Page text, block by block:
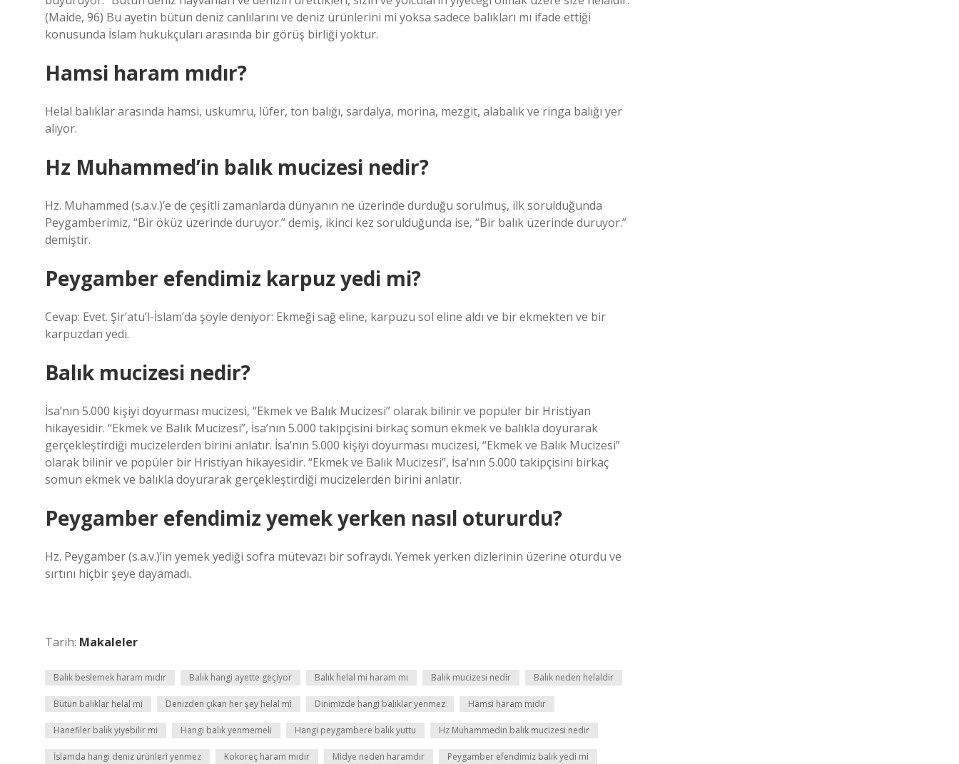
(Maide, 96) Bu ayetin bütün deniz canlılarını ve deniz ürünlerini mi yoksa sadece balıkları mı ifade ettiği
konusunda İslam hukukçuları arasında bir görüş birliği yoktur.
Hamsi haram mıdır?
Helal balıklar arasında hamsi, uskumru, lüfer, ton balığı, sardalya, morina, mezgit, alabalık ve ringa balığı yer
alıyor.
Hz Muhammed’in balık mucizesi nedir?
Hz. Muhammed (s.a.v.)’e de çeşitli zamanlarda dünyanın ne üzerinde durduğu sorulmuş, ilk sorulduğunda
Peygamberimiz, “Bir öküz üzerinde duruyor.” demiş, ikinci kez sorulduğunda ise, “Bir balık üzerinde duruyor.”
demiştir.
Peygamber efendimiz karpuz yedi mi?
Cevap: Evet. Şir’atu’l-İslam’da şöyle deniyor: Ekmeği sağ eline, karpuzu sol eline aldı ve bir ekmekten ve bir
karpuzdan yedi.
Balık mucizesi nedir?
İsa’nın 5.000 kişiyi doyurması mucizesi, “Ekmek ve Balık Mucizesi” olarak bilinir ve popüler bir Hristiyan
hikayesidir. “Ekmek ve Balık Mucizesi”, İsa’nın 5.000 takipçisini birkaç somun ekmek ve balıkla doyurarak
gerçekleştirdiği mucizelerden birini anlatır. İsa’nın 5.000 kişiyi doyurması mucizesi, “Ekmek ve Balık Mucizesi”
olarak bilinir ve popüler bir Hristiyan hikayesidir. “Ekmek ve Balık Mucizesi”, İsa’nın 5.000 takipçisini birkaç
somun ekmek ve balıkla doyurarak gerçekleştirdiği mucizelerden birini anlatır.
Peygamber efendimiz yemek yerken nasıl otururdu?
Hz. Peygamber (s.a.v.)’in yemek yediği sofra mütevazı bir sofraydı. Yemek yerken dizlerinin üzerine oturdu ve
sırtını hiçbir şeye dayamadı.
Tarih: Makaleler
Balık beslemek haram mıdır Balık hangi ayette geçiyor Balık helal mi haram mı Balık mucizesi nedir Balık neden helaldir
Bütün balıklar helal mi Denizden çıkan her şey helal mi Dinimizde hangi balıklar yenmez Hamsi haram mıdır
Hanefiler balık yiyebilir mi Hangi balık yenmemeli Hangi peygambere balık yuttu Hz Muhammedin balık mucizesi nedir
İslamda hangi deniz ürünleri yenmez Kokoreç haram mıdır Midye neden haramdır Peygamber efendimiz balık yedi mi